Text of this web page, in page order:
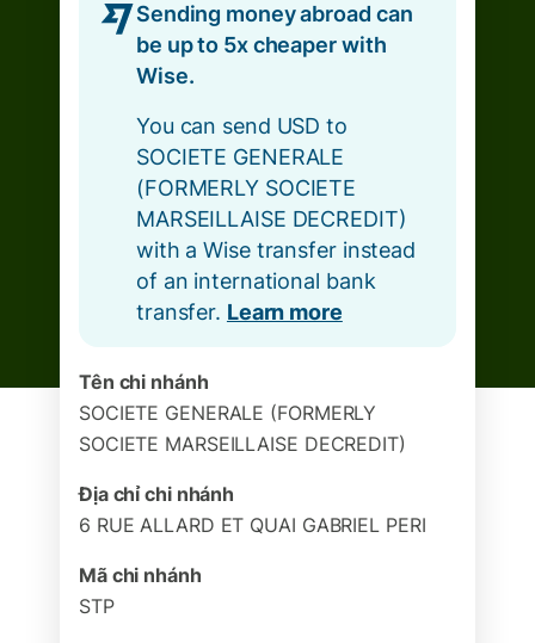
Sending money abroad can
be up to 5x cheaper with
Wise.
You can send USD to
SOCIETE GENERALE
(FORMERLY SOCIETE
MARSEILLAISE DECREDIT)
with a Wise transfer instead
of an international bank
transfer. Learn more
Tên chi nhánh
SOCIETE GENERALE (FORMERLY
SOCIETE MARSEILLAISE DECREDIT)
Địa chỉ chi nhánh
6 RUE ALLARD ET QUAI GABRIEL PERI
Mã chi nhánh
STP